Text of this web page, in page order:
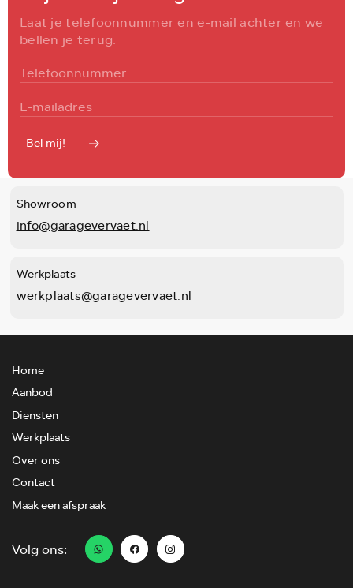
Laat je telefoonnummer en e-mail achter en we
bellen je terug.
Bel mij!
Showroom
info@garagevervaet.nl
Werkplaats
werkplaats@garagevervaet.nl
Home
Aanbod
Diensten
Werkplaats
Over ons
Contact
Maak een afspraak
Volg ons: